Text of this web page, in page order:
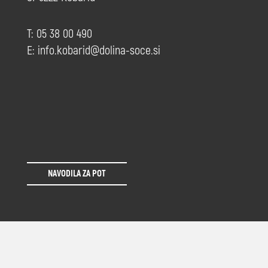
T: 05 38 00 490
E: info.kobarid@dolina-soce.si
NAVODILA ZA POT